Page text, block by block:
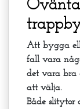
Att bygga
fall vara
det vara bra
att välja.
Både slitytor